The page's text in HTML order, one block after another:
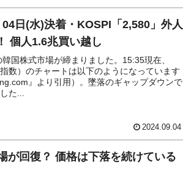
年竣工と公示
ょがみしたのでは。
』車は売れている。6カ月で対前年同期比
04日(水)決着・KOSPI「2,580」外人
個人1.6兆買い越し
国株式市場が締まりました。15:35現在、
数）のチャートは以下のようになっています
』より引用）。墜落のギャップダウンで
た...
2024.09.04
が回復？ 価格は下落を続けている